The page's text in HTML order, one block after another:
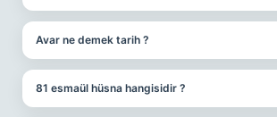
Avar ne demek tarih ?
81 esmaül hüsna hangisidir ?